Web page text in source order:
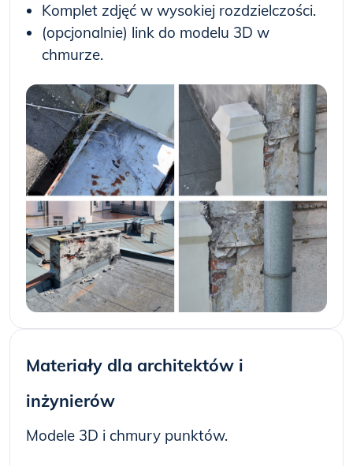
Komplet zdjęć w wysokiej rozdzielczości.
(opcjonalnie) link do modelu 3D w
chmurze.
Materiały dla architektów i
inżynierów
Modele 3D i chmury punktów.